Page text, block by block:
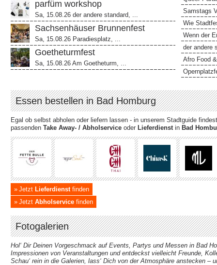
parfüm workshop
Sa, 15.08.26 der andere standard, ...
Sachsenhäuser Brunnenfest
Sa, 15.08.26 Paradiesplatz, ...
Goetheturmfest
Sa, 15.08.26 Am Goetheturm, ...
Samstags
Wie
Wenn der
der andere
Afro Food
Essen bestellen in Bad Homburg
Egal ob selbst abholen oder liefern lassen - in unserem Stadtguide
passenden Take Away- / Abholservice oder Lieferdienstin Bad
Jetzt Lieferdienstfinden
Jetzt Abholservice finden
Fotogalerien
Hol‘ Dir Deinen Vorgeschmack auf Events, Partys und Messen in Bad
Impressionen von Veranstaltungen und entdeckst vielleicht Freunde,
Schau‘ rein in die Galerien, lass‘ Dich von der Atmosphäre anstecken –